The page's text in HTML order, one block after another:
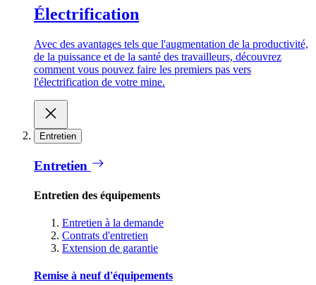
Électrification
Avec des avantages tels que l'augmentation de la productivité,
de la puissance et de la santé des travailleurs, découvrez
comment vous pouvez faire les premiers pas vers
l'électrification de votre mine.
Entretien
Entretien
Entretien des équipements
Entretien à la demande
Contrats d'entretien
Extension de garantie
Remise à neuf d'équipements